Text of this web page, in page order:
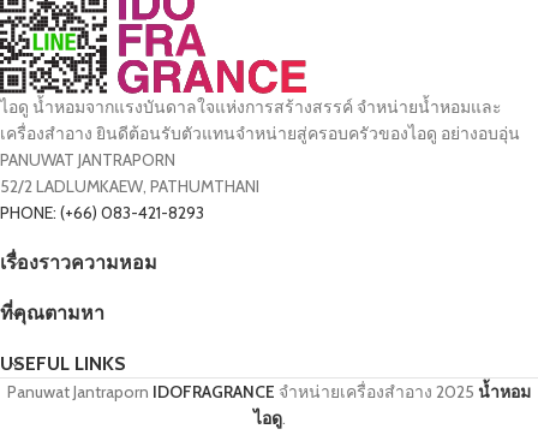
ไอดู น้ำหอมจากแรงบันดาลใจแห่งการสร้างสรรค์ จำหน่ายน้ำหอมและ
เครื่องสำอาง ยินดีต้อนรับตัวแทนจำหน่ายสู่ครอบครัวของไอดู อย่างอบอุ่น
PANUWAT JANTRAPORN
52/2 LADLUMKAEW, PATHUMTHANI
PHONE: (+66) 083-421-8293
เรื่องราวความหอม
ที่คุณตามหา
USEFUL LINKS
Panuwat Jantraporn IDOFRAGRANCE จำหน่ายเครื่องสำอาง 2025 น้ำหอม
ไอดู.